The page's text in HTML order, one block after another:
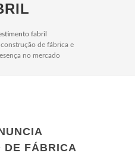
fabril
de fábrica e
no mercado
DE FÁBRICA